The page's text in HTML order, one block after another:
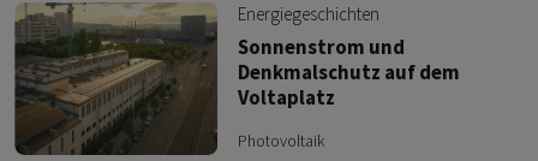
Energiegeschichten
Sonnenstrom und
Denkmalschutz auf dem
Voltaplatz
Photovoltaik